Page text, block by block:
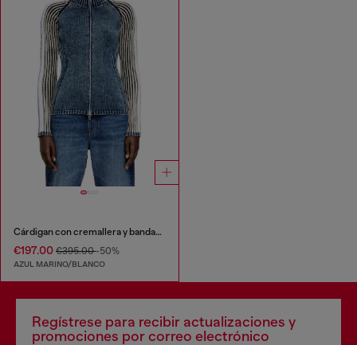
Cárdigan con cremallera y bandas deportivas
€197.00 €395.00-50%
AZUL MARINO/BLANCO
Regístrese para recibir actualizaciones y
promociones por correo electrónico